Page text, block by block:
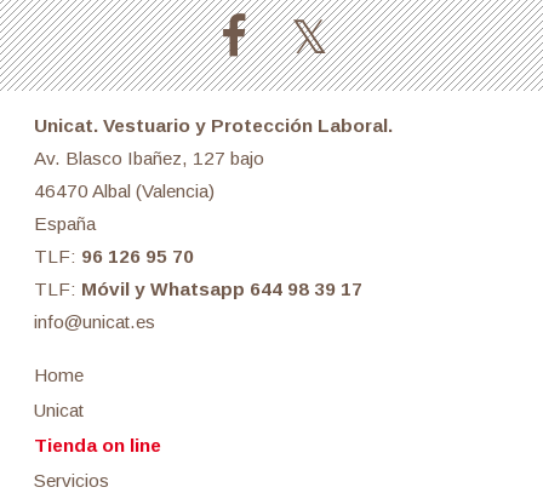
Unicat. Vestuario y Protección Laboral.
Av. Blasco Ibañez, 127 bajo
46470 Albal (Valencia)
España
TLF: 96 126 95 70
TLF: Móvil y Whatsapp 644 98 39 17
info@unicat.es
Home
Unicat
Tienda on line
Servicios